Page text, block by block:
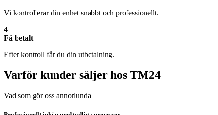
Vi kontrollerar din enhet snabbt och professionellt.
4
Få betalt
Efter kontroll får du din utbetalning.
Varför kunder säljer hos TM24
Vad som gör oss annorlunda